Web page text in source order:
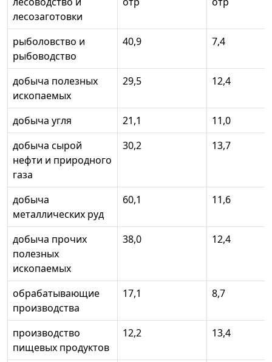
лесозаготовки
рыболовство и
рыбоводство
40,9 7,4
добыча полезных
ископаемых
29,5 12,4
добыча угля 21,1
11,0
добыча сырой
нефти и природного
газа
30,2 13,7
добыча
металлических руд
60,1 11,6
добыча прочих
полезных
ископаемых
38,0 12,4
обрабатывающие
производства
17,1 8,7
производство
пищевых продуктов
12,2 13,4